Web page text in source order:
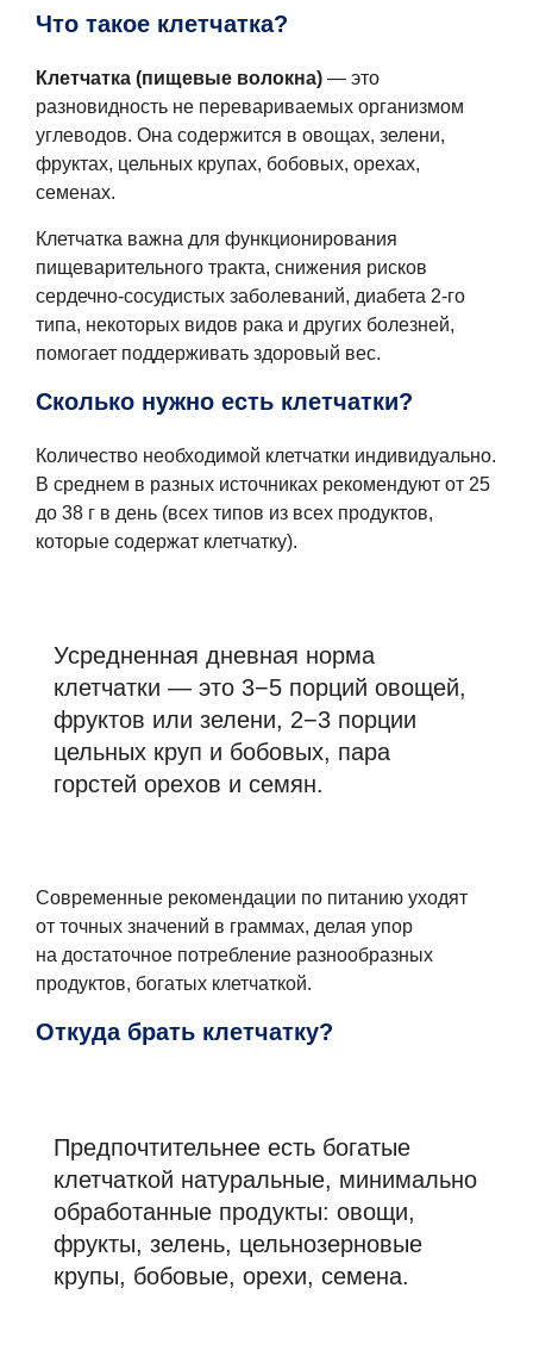
Что такое клетчатка?
Клетчатка (пищевые волокна) — это
разновидность не перевариваемых организмом
углеводов. Она содержится в овощах, зелени,
фруктах, цельных крупах, бобовых, орехах,
семенах.
Клетчатка важна для функционирования
пищеварительного тракта, снижения рисков
сердечно-сосудистых заболеваний, диабета 2-го
типа, некоторых видов рака и других болезней,
помогает поддерживать здоровый вес.
Сколько нужно есть клетчатки?
Количество необходимой клетчатки индивидуально.
В среднем в разных источниках рекомендуют от 25
до 38 г в день (всех типов из всех продуктов,
которые содержат клетчатку).
Усредненная дневная норма
клетчатки — это 3−5 порций овощей,
фруктов или зелени, 2−3 порции
цельных круп и бобовых, пара
горстей орехов и семян.
Современные рекомендации по питанию уходят
от точных значений в граммах, делая упор
на достаточное потребление разнообразных
продуктов, богатых клетчаткой.
Откуда брать клетчатку?
Предпочтительнее есть богатые
клетчаткой натуральные, минимально
обработанные продукты: овощи,
фрукты, зелень, цельнозерновые
крупы, бобовые, орехи, семена.